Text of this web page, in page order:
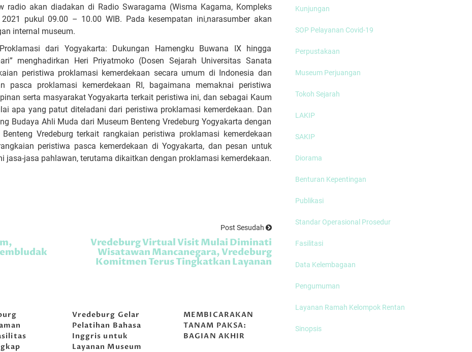
radio akan diadakan di Radio Swaragama (Wisma Kagama, Kompleks
pukul 09.00 – 10.00 WIB. Pada kesempatan ini,narasumber akan
internal museum.
dari Yogyakarta: Dukungan Hamengku Buwana IX hingga
menghadirkan Heri Priyatmoko (Dosen Sejarah Universitas Sanata
peristiwa proklamasi kemerdekaan secara umum di Indonesia dan
pasca proklamasi kemerdekaan RI, bagaimana memaknai peristiwa
serta masyarakat Yogyakarta terkait peristiwa ini, dan sebagai Kaum
apa yang patut diteladani dari peristiwa proklamasi kemerdekaan. Dan
Budaya Ahli Muda dari Museum Benteng Vredeburg Yogyakarta dengan
Vredeburg terkait rangkaian peristiwa proklamasi kemerdekaan
peristiwa pasca kemerdekaan di Yogyakarta, dan pesan untuk
jasa-jasa pahlawan, terutama dikaitkan dengan proklamasi kemerdekaan.
Post Sesudah
Vredeburg Virtual Visit Mulai Diminati
Wisatawan Mancanegara, Vredeburg
Komitmen Terus Tingkatkan Layanan
Vredeburg Gelar
Pelatihan Bahasa
Inggris untuk
Layanan Museum
MEMBICARAKAN
TANAM PAKSA:
BAGIAN AKHIR
MEMBICARAKAN
TANAM PAKSA
(Part 2)
Kunjungan
SOP Pelayanan Covid-19
Perpustakaan
Museum Perjuangan
Tokoh Sejarah
LAKIP
SAKIP
Diorama
Benturan Kepentingan
Publikasi
Standar Operasional Prosedur
Fasilitasi
Data Kelembagaan
Pengumuman
Layanan Ramah Kelompok Rentan
Sinopsis